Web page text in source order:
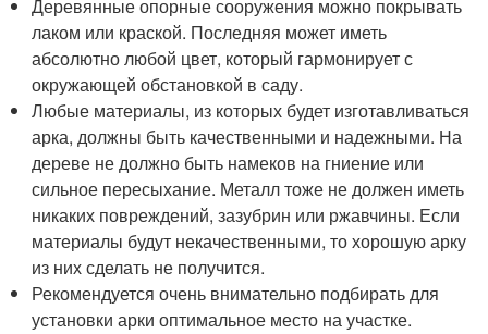
Деревянные опорные сооружения можно покрывать
лаком или краской. Последняя может иметь
абсолютно любой цвет, который гармонирует с
окружающей обстановкой в саду.
Любые материалы, из которых будет изготавливаться
арка, должны быть качественными и надежными. На
дереве не должно быть намеков на гниение или
сильное пересыхание. Металл тоже не должен иметь
никаких повреждений, зазубрин или ржавчины. Если
материалы будут некачественными, то хорошую арку
из них сделать не получится.
Рекомендуется очень внимательно подбирать для
установки арки оптимальное место на участке.